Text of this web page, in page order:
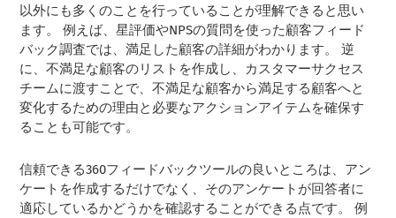
以外にも多くのことを行っていることが理解できると思い
ます。 例えば、星評価やNPSの質問を使った顧客フィード
バック調査では、満足した顧客の詳細がわかります。 逆
に、不満足な顧客のリストを作成し、カスタマーサクセス
チームに渡すことで、不満足な顧客から満足する顧客へと
変化するための理由と必要なアクションアイテムを確保す
ることも可能です。
信頼できる360フィードバックツールの良いところは、アン
ケートを作成するだけでなく、そのアンケートが回答者に
適応しているかどうかを確認することができる点です。 例